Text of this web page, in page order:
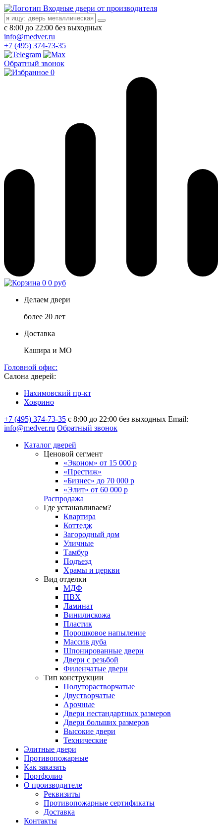
Входные двери от производителя
с 8:00 до 22:00 без выходных
info@medver.ru
+7 (495) 374-73-35
Обратный звонок
0
0 0 руб
Делаем двери
более 20 лет
Доставка
Кашира и МО
Головной офис:
Салона дверей:
Нахимовский пр-кт
Ховрино
+7 (495) 374-73-35 с 8:00 до 22:00 без выходных Email:
info@medver.ru Обратный звонок
Каталог дверей
Ценовой сегмент
«Эконом» от 15 000 р
«Престиж»
«Бизнес» до 70 000 р
«Элит» от 60 000 р
Распродажа
Где устанавливаем?
Квартира
Коттедж
Загородный дом
Уличные
Тамбур
Подъезд
Храмы и церкви
Вид отделки
МДФ
ПВХ
Ламинат
Винилискожа
Пластик
Порошковое напыление
Массив дуба
Шпонированные двери
Двери с резьбой
Филенчатые двери
Тип конструкции
Полуторастворчатые
Двустворчатые
Арочные
Двери нестандартных размеров
Двери больших размеров
Высокие двери
Технические
Элитные двери
Противопожарные
Как заказать
Портфолио
О производителе
Реквизиты
Противопожарные сертификаты
Доставка
Контакты